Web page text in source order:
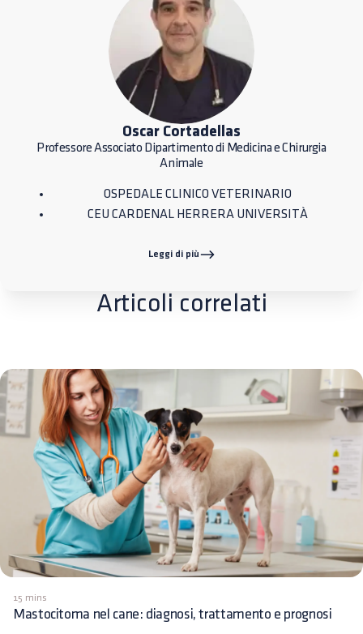
Oscar Cortadellas
Professore Associato Dipartimento di Medicina e Chirurgia
Animale
OSPEDALE CLINICO VETERINARIO
CEU CARDENAL HERRERA UNIVERSITÀ
Leggi di più
Articoli correlati
15 mins
Mastocitoma nel cane: diagnosi, trattamento e prognosi